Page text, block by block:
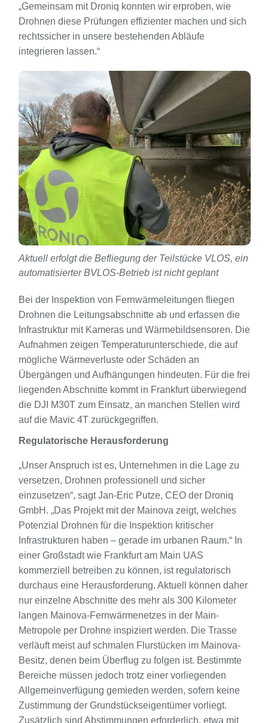
„Gemeinsam mit Droniq konnten wir erproben, wie
Drohnen diese Prüfungen effizienter machen und sich
rechtssicher in unsere bestehenden Abläufe
integrieren lassen.“
Aktuell erfolgt die Befliegung der Teilstücke VLOS, ein
automatisierter BVLOS-Betrieb ist nicht geplant
Bei der Inspektion von Fernwärmeleitungen fliegen
Drohnen die Leitungsabschnitte ab und erfassen die
Infrastruktur mit Kameras und Wärmebildsensoren. Die
Aufnahmen zeigen Temperaturunterschiede, die auf
mögliche Wärmeverluste oder Schäden an
Übergängen und Aufhängungen hindeuten. Für die frei
liegenden Abschnitte kommt in Frankfurt überwiegend
die DJI M30T zum Einsatz, an manchen Stellen wird
auf die Mavic 4T zurückgegriffen.
Regulatorische Herausforderung
„Unser Anspruch ist es, Unternehmen in die Lage zu
versetzen, Drohnen professionell und sicher
einzusetzen“, sagt Jan-Eric Putze, CEO der Droniq
GmbH. „Das Projekt mit der Mainova zeigt, welches
Potenzial Drohnen für die Inspektion kritischer
Infrastrukturen haben – gerade im urbanen Raum.“ In
einer Großstadt wie Frankfurt am Main UAS
kommerziell betreiben zu können, ist regulatorisch
durchaus eine Herausforderung. Aktuell können daher
nur einzelne Abschnitte des mehr als 300 Kilometer
langen Mainova-Fernwärmenetzes in der Main-
Metropole per Drohne inspiziert werden. Die Trasse
verläuft meist auf schmalen Flurstücken im Mainova-
Besitz, denen beim Überflug zu folgen ist. Bestimmte
Bereiche müssen jedoch trotz einer vorliegenden
Allgemeinverfügung gemieden werden, sofern keine
Zustimmung der Grundstückseigentümer vorliegt.
Zusätzlich sind Abstimmungen erforderlich, etwa mit